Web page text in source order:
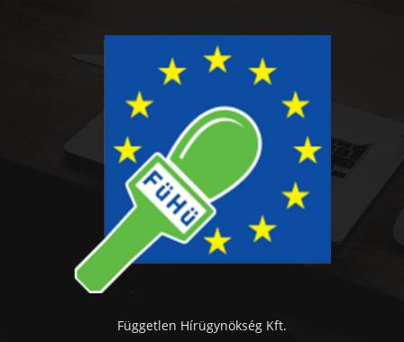
Független Hírügynökség Kft.